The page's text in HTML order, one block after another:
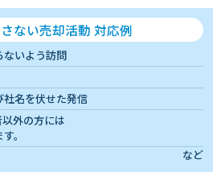
ない売却活動 対応例
ないよう訪問
社名を伏せた発信
外の方には
。
など